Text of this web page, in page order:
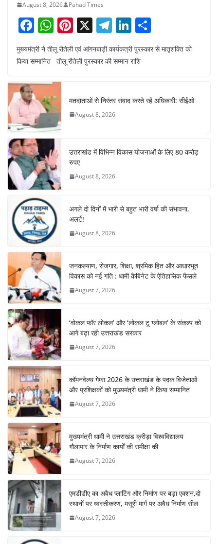
August 8, 2026 Pahad Times
F
a
c
b
o
o
k
W
h
at
A
p
p
Pi
nt
er
X T
el
e
m
Li
n
k
n
h
ar
मुख्यमंत्री ने तीलू रौतेली एवं आंगनबाड़ी कार्यकत्री पुरस्कार से मातृशक्ति को
किया सम्मानित तीलू रौतेली पुरस्कार की सम्मान राशि
मतदाताओं से निरंतर संवाद करते रहें अधिकारी: सीईओ
August 8, 2026
उत्तराखंड में विभिन्न विकास योजनाओं के लिए 80 करोड़
रुपए
August 8, 2026
अगले दो दिनों में भारी से बहुत भारी वर्षा की संभावना,
अलर्ट!
August 8, 2026
जनकल्याण, रोजगार, शिक्षा, श्रमिक हित और आधारभूत
विकास को नई गति : धामी कैबिनेट के ऐतिहासिक फैसले
August 7, 2026
‘वोकल फॉर लोकल’ और ‘लोकल टू ग्लोबल’ के संकल्प को
आगे बढ़ा रही उत्तराखंड सरकार
August 7, 2026
कॉमनवेल्थ गेम्स 2026 के उत्तराखंड के पदक विजेताओं
और प्रशिक्षकों को मुख्यमंत्री धामी ने किया सम्मानित
August 7, 2026
मुख्यमंत्री धामी ने उत्तराखंड क्रीड़ा विश्वविद्यालय
गौलापार के निर्माण कार्यों की समीक्षा की
August 7, 2026
एमडीडीए का अवैध प्लाटिंग और निर्माण पर बड़ा एक्शन,दो
स्थानों पर ध्वस्तीकरण, मसूरी मार्ग पर अवैध निर्माण सील
August 7, 2026